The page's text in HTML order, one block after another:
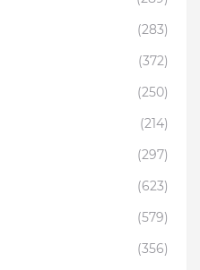
(283)
(372)
(250)
(214)
(297)
(623)
(579)
(356)